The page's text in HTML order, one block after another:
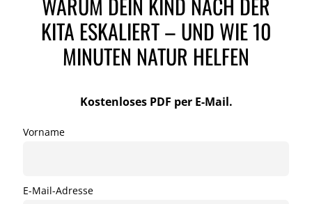
KITA ESKALIERT – UND WIE 10
MINUTEN NATUR HELFEN
Kostenloses PDF per E-Mail.
Vorname
E-Mail-Adresse